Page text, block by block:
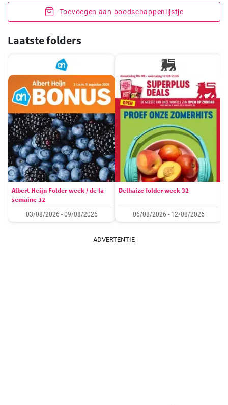
Toevoegen aan boodschappenlijstje
Laatste folders
Albert Heijn Folder week / de la
semaine 32
03/08/2026 - 09/08/2026
Delhaize folder week 32
06/08/2026 - 12/08/2026
ADVERTENTIE